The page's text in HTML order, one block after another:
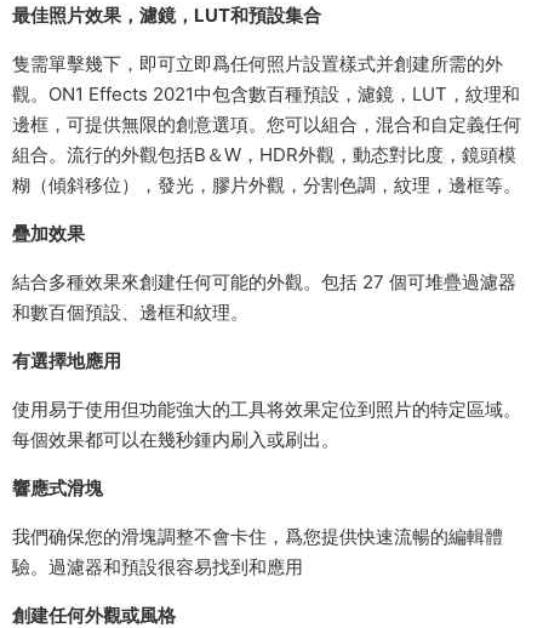
最佳照片效果，濾鏡，LUT和預設集合
隻需單擊幾下，即可立即爲任何照片設置樣式并創建所需的外
觀。ON1 Effects 2021中包含數百種預設，濾鏡，LUT，紋理和
邊框，可提供無限的創意選項。您可以組合，混合和自定義任何
組合。流行的外觀包括B＆W，HDR外觀，動态對比度，鏡頭模
糊（傾斜移位），發光，膠片外觀，分割色調，紋理，邊框等。
疊加效果
結合多種效果來創建任何可能的外觀。包括 27 個可堆疊過濾器
和數百個預設、邊框和紋理。
有選擇地應用
使用易于使用但功能強大的工具将效果定位到照片的特定區域。
每個效果都可以在幾秒鍾内刷入或刷出。
響應式滑塊
我們确保您的滑塊調整不會卡住，爲您提供快速流暢的編輯體
驗。過濾器和預設很容易找到和應用
創建任何外觀或風格